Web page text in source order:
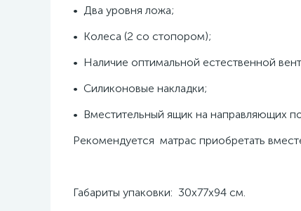
• Два уровня ложа;
• Колеса (2 со стопором);
• Наличие оптимальной естественной
• Силиконовые накладки;
• Вместительный ящик на направляющих
Рекомендуется матрас приобретать
Габариты упаковки: 30х77х94 см.